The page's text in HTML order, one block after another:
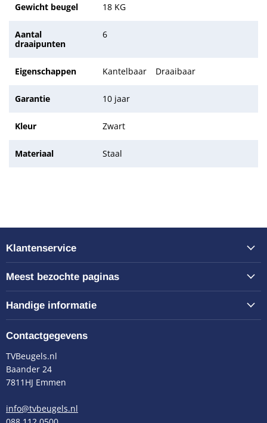
Gewicht beugel 18 KG
Aantal
draaipunten
6
Eigenschappen Kantelbaar Draaibaar
Garantie 10 jaar
Kleur Zwart
Materiaal Staal
Klantenservice
Meest bezochte paginas
Handige informatie
Contactgegevens
TVBeugels.nl
Baander 24
7811HJ Emmen
info@tvbeugels.nl